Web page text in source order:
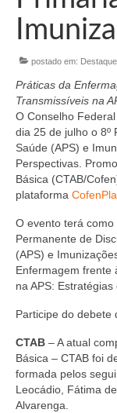
Carta
Agenda
Editais e
Eleições
postado em:
Práticas da
Transmissíveis na
O Conselho
dia 25 de julho o 8º
Saúde (APS) e
Perspectivas.
Básica (CTAB/
plataforma
O evento terá
Permanente de
(APS) e
Enfermagem frente
na APS:
Participe do debete
CTAB – A atual
Básica – CTAB foi
formada pelos
Leocádio, Fátima
Alvarenga.